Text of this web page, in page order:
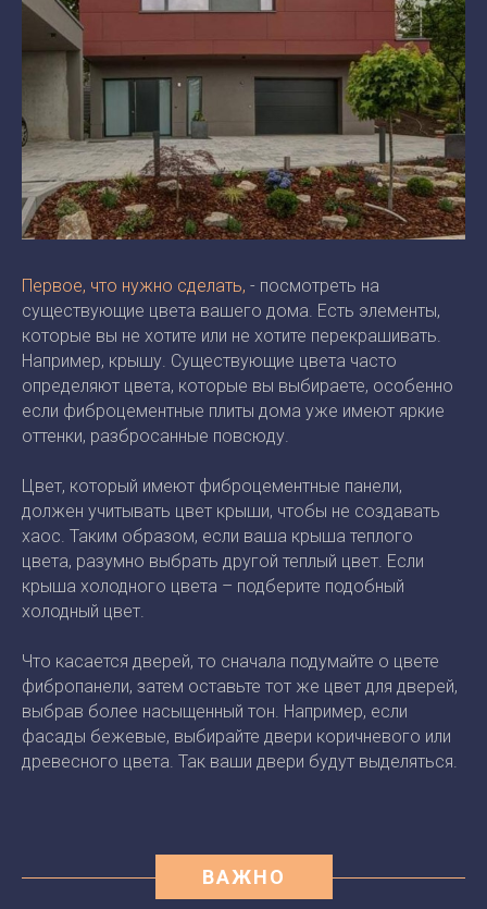
Первое, что нужно сделать, - посмотреть на
существующие цвета вашего дома. Есть элементы,
которые вы не хотите или не хотите перекрашивать.
Например, крышу. Существующие цвета часто
определяют цвета, которые вы выбираете, особенно
если фиброцементные плиты дома уже имеют яркие
оттенки, разбросанные повсюду.
Цвет, который имеют фиброцементные панели,
должен учитывать цвет крыши, чтобы не создавать
хаос. Таким образом, если ваша крыша теплого
цвета, разумно выбрать другой теплый цвет. Если
крыша холодного цвета – подберите подобный
холодный цвет.
Что касается дверей, то сначала подумайте о цвете
фибропанели, затем оставьте тот же цвет для дверей,
выбрав более насыщенный тон. Например, если
фасады бежевые, выбирайте двери коричневого или
древесного цвета. Так ваши двери будут выделяться.
ВАЖНО